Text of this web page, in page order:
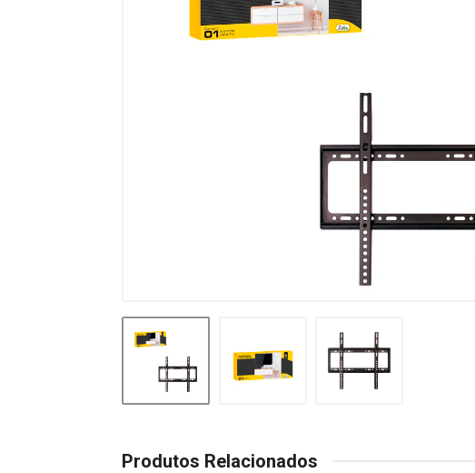
Produtos Relacionados